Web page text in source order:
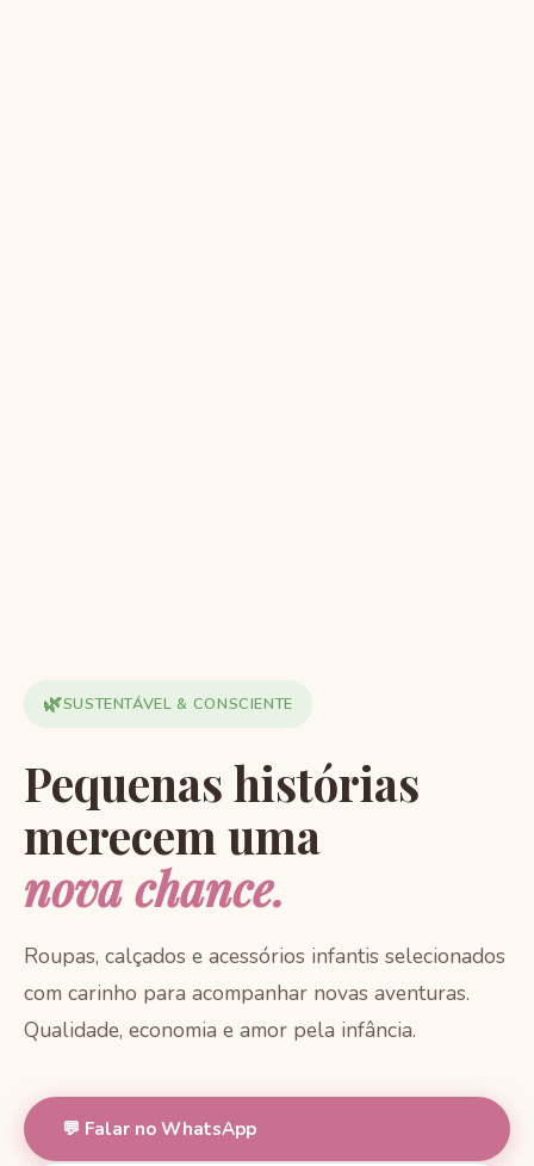
🌿SUSTENTÁVEL & CONSCIENTE
Pequenas histórias
merecem uma
nova chance.
Roupas, calçados e acessórios infantis selecionados
com carinho para acompanhar novas aventuras.
Qualidade, economia e amor pela infância.
💬 Falar no WhatsApp